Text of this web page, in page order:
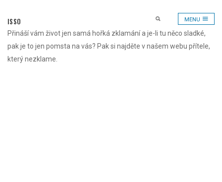
content
ISSO
Přináší vám život jen samá hořká zklamání a je-li tu něco sladké,
pak je to jen pomsta na vás? Pak si najděte v našem webu přítele,
který nezklame.
MENU